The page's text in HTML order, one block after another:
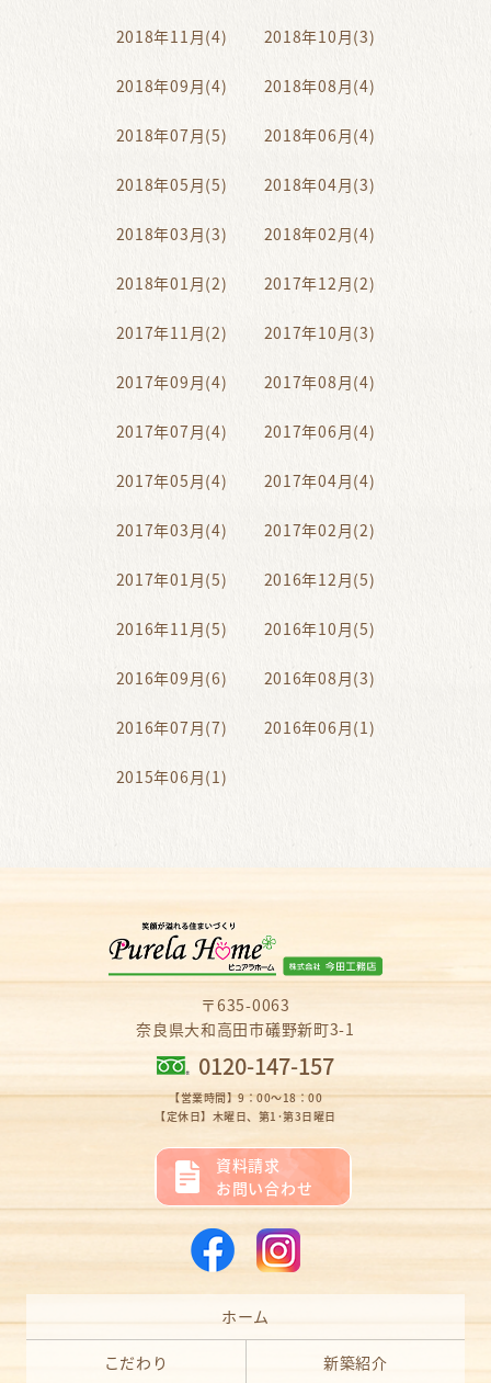
2018年11月(4) 2018年10月(3)
2018年09月(4) 2018年08月(4)
2018年07月(5) 2018年06月(4)
2018年05月(5) 2018年04月(3)
2018年03月(3) 2018年02月(4)
2018年01月(2) 2017年12月(2)
2017年11月(2) 2017年10月(3)
2017年09月(4) 2017年08月(4)
2017年07月(4) 2017年06月(4)
2017年05月(4) 2017年04月(4)
2017年03月(4) 2017年02月(2)
2017年01月(5) 2016年12月(5)
2016年11月(5) 2016年10月(5)
2016年09月(6) 2016年08月(3)
2016年07月(7) 2016年06月(1)
2015年06月(1)
〒635-0063
奈良県大和高田市礒野新町3-1
0120-147-157
【営業時間】9：00～18：00
【定休日】木曜日、第1･第3日曜日
資料請求
お問い合わせ
ホーム
こだわり 新築紹介